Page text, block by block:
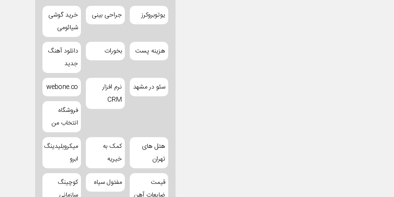
یوتوبروکرز جراحی بینی
خرید گوشی
شیائومی
هزینه پست بخورات
دانلود آهنگ
جدید
سئو در مشهد
نرم افزار
CRM
webone.co
فروشگاه
انتخاب من
هتل های
تهران
کمک به
خیریه
میکروبلیدینگ
ابرو
قیمت
مفتول سیاه
کوچینگ